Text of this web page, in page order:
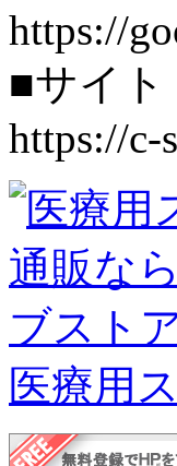
https://
■サイト
https://c-
医療用